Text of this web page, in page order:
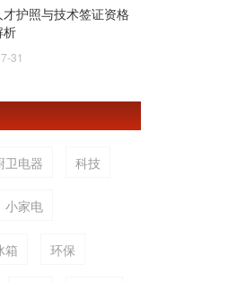
护照与技术签证资格
析
31
卫电器 科技
小家电
箱 环保